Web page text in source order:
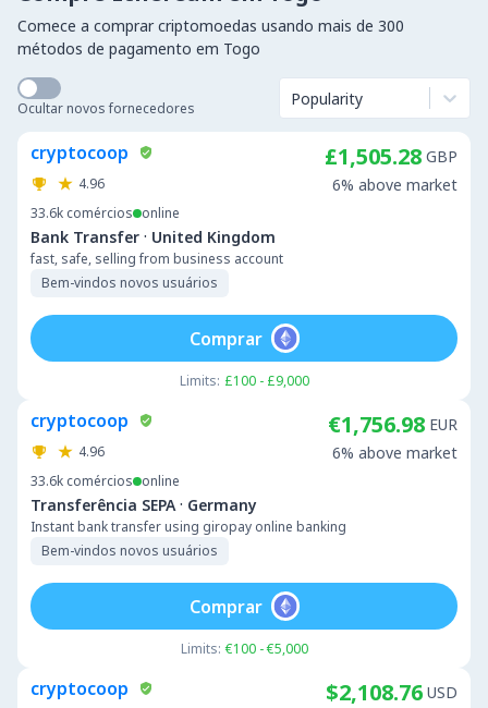
Comece a comprar criptomoedas usando mais de 300
métodos de pagamento em Togo
Ocultar novos fornecedores Popularity
cryptocoop
4.96
33.6k comércios online
Bank Transfer · United Kingdom
fast, safe, selling from business account
Bem-vindos novos usuários
£1,505.28 GBP
6% above market
Limits: £100 - £9,000
Comprar
cryptocoop
4.96
33.6k comércios online
Transferência SEPA · Germany
Instant bank transfer using giropay online banking
Bem-vindos novos usuários
€1,756.98 EUR
6% above market
Limits: €100 - €5,000
Comprar
cryptocoop $2,108.76 USD